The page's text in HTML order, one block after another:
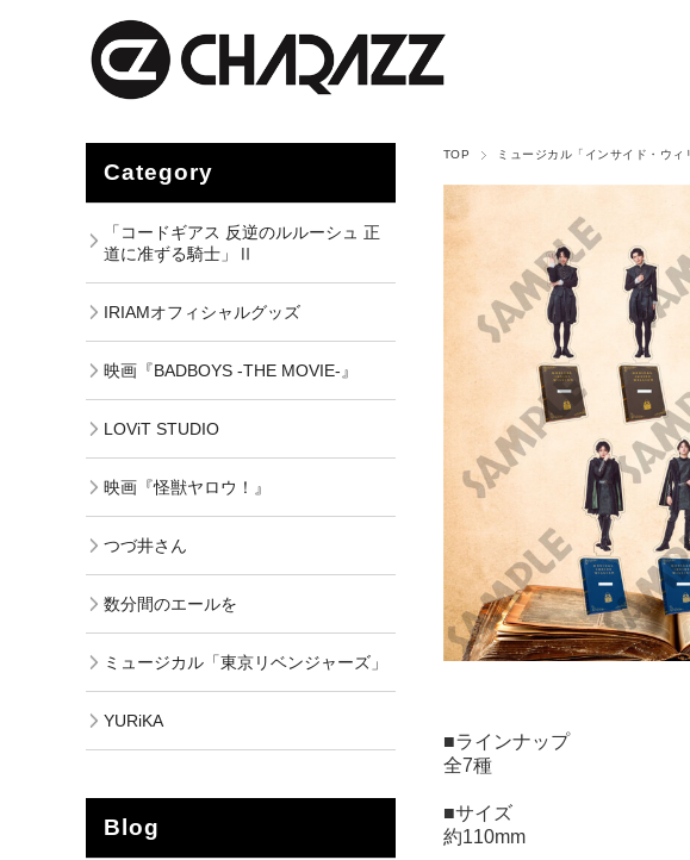
TOP ミュージカル「インサイド・ウィ
■ラインナップ
全7種
■サイズ
約110mm
Category
「コードギアス 反逆のルルーシュ 正
道に准ずる騎士」Ⅱ
IRIAMオフィシャルグッズ
映画『BADBOYS -THE MOVIE-』
LOViT STUDIO
映画『怪獣ヤロウ！』
つづ井さん
数分間のエールを
ミュージカル「東京リベンジャーズ」
YURiKA
Blog